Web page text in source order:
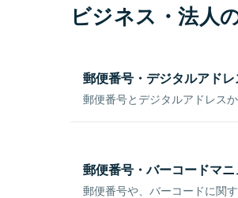
ビジネス・法人
郵便番号・デジタルアド
郵便番号とデジタルアドレス
郵便番号・バーコードマ
郵便番号や、バーコードに関